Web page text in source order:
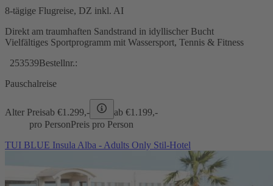
8-tägige Flugreise, DZ inkl. AI
Direkt am traumhaften Sandstrand in idyllischer Bucht
Vielfältiges Sportprogramm mit Wassersport, Tennis & Fitness
253539Bestellnr.:
Pauschalreise
Alter Preisab €1.299,- ab €1.199,-
pro PersonPreis pro Person
TUI BLUE Insula Alba - Adults Only Stil-Hotel